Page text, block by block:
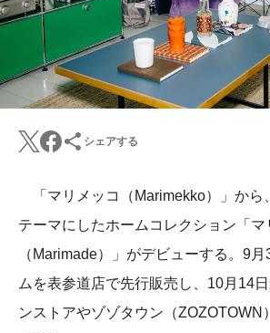
シェアする
「マリメッコ（Marimekko）」から
テーマにしたホームコレクション「マ
（Marimade）」がデビューする。9
ムを表参道店で先行販売し、10月14
ンストアやゾゾタウン（ZOZOTOWN